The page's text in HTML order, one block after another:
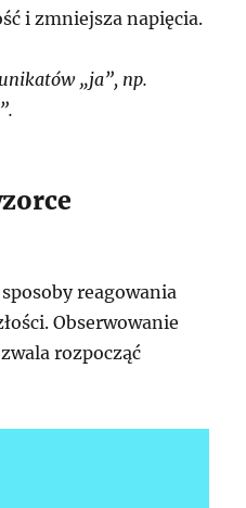
i zmniejsza napięcia.
„ja”, np.
reagowania
Obserwowanie
rozpocząć